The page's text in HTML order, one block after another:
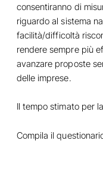
consentiranno di
riguardo al sistema
facilità/difficoltà
rendere sempre più
avanzare proposte
delle imprese.
Il tempo stimato per
Compila il